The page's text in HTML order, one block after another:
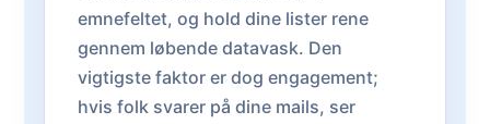
emnefeltet, og hold dine lister rene
gennem løbende datavask. Den
vigtigste faktor er dog engagement;
hvis folk svarer på dine mails, ser